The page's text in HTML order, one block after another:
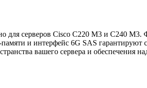
серверов Cisco C220 M3 и C240
и интерфейс 6G SAS
вашего сервера и обеспечения